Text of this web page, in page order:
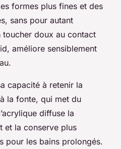
formes plus fines et des
sans pour autant
doux au contact
améliore sensiblement
capacité à retenir la
la fonte, qui met du
diffuse la
et la conserve plus
pour les bains prolongés.